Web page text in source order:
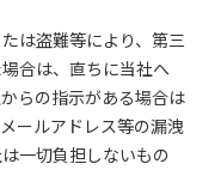
は盗難等により、第三
合は、直ちに当社へ
らの指示がある場合は
ールアドレス等の漏洩
一切負担しないもの